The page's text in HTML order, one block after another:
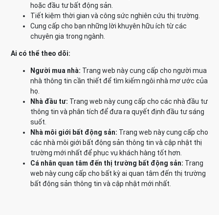
hoặc đầu tư bất động sản.
Tiết kiệm thời gian và công sức nghiên cứu thị trường.
Cung cấp cho bạn những lời khuyên hữu ích từ các
chuyên gia trong ngành.
Ai có thể theo dõi:
Người mua nhà: Trang web này cung cấp cho người mua
nhà thông tin cần thiết để tìm kiếm ngôi nhà mơ ước của
họ.
Nhà đầu tư: Trang web này cung cấp cho các nhà đầu tư
thông tin và phân tích để đưa ra quyết định đầu tư sáng
suốt.
Nhà môi giới bất động sản: Trang web này cung cấp cho
các nhà môi giới bất động sản thông tin và cập nhật thị
trường mới nhất để phục vụ khách hàng tốt hơn.
Cá nhân quan tâm đến thị trường bất động sản: Trang
web này cung cấp cho bất kỳ ai quan tâm đến thị trường
bất động sản thông tin và cập nhật mới nhất.